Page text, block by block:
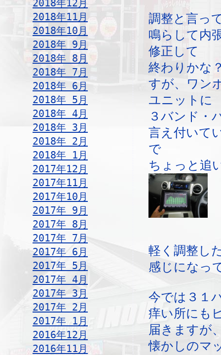
2018年12月
2018年11月
2018年10月
2018年 9月
2018年 8月
2018年 7月
2018年 6月
2018年 5月
2018年 4月
2018年 3月
2018年 2月
2018年 1月
2017年12月
2017年11月
2017年10月
2017年 9月
2017年 8月
2017年 7月
2017年 6月
2017年 5月
2017年 4月
2017年 3月
2017年 2月
2017年 1月
2016年12月
2016年11月
調整と言っ
鳴らして内
修正して
終わりかな
すが、ワン
ユニットに
３バンド・
言え付いて
で
ちょっと追
軽く調整し
感じになっ
今では３１
痒い所にも
届きますが
懐かしのマ